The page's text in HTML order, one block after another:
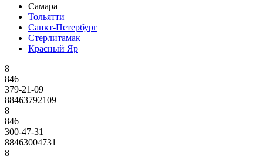
Самара
Тольятти
Санкт-Петербург
Стерлитамак
Красный Яр
8
846
379-21-09
88463792109
8
846
300-47-31
88463004731
8